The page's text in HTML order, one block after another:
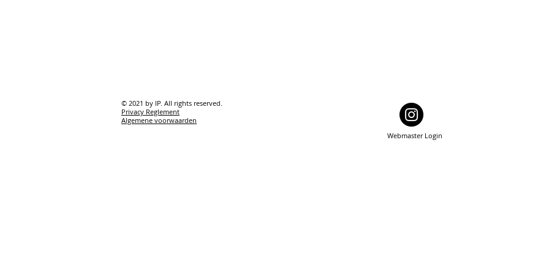
© 2021 by IP. All rights reserved.
Privacy Reglement
Algemene voorwaarden
Webmaster Login